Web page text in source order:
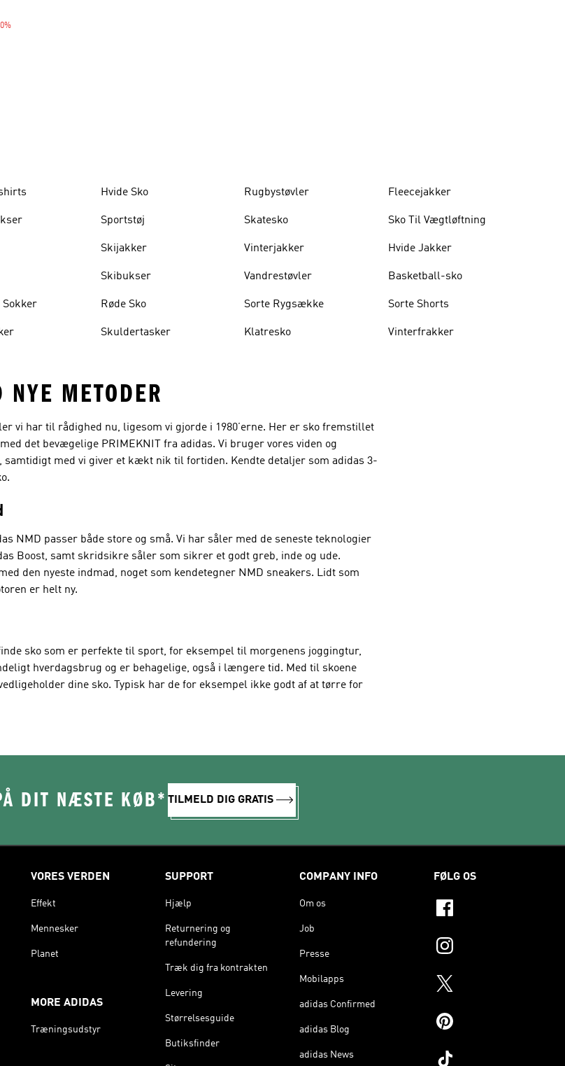
Discount
Sokker
Hvide Sko
Sportstøj
Skijakker
Skibukser
Røde Sko
Skuldertasker
Rugbystøvler
Skatesko
Vinterjakker
Vandrestøvler
Sorte Rygsække
Klatresko
Fleecejakker
Sko Til Vægtløftning
Hvide Jakker
Basketball-sko
Sorte Shorts
Vinterfrakker
METODER
vi har til rådighed nu, ligesom vi gjorde i 1980’erne. Her er sko fremstillet
det bevægelige PRIMEKNIT fra adidas. Vi bruger vores viden og
med vi giver et kækt nik til fortiden. Kendte detaljer som adidas 3-
NMD passer både store og små. Vi har såler med de seneste teknologier
Boost, samt skridsikre såler som sikrer et godt greb, inde og ude.
den nyeste indmad, noget som kendetegner NMD sneakers. Lidt som
er helt ny.
sko som er perfekte til sport, for eksempel til morgenens joggingtur,
hverdagsbrug og er behagelige, også i længere tid. Med til skoene
dine sko. Typisk har de for eksempel ikke godt af at tørre for
DIT NÆSTE KØB* TILMELD DIG GRATIS
VORES VERDEN
Effekt
Mennesker
Planet
MORE ADIDAS
Træningsudstyr
SUPPORT
Hjælp
Returnering og
refundering
Træk dig fra kontrakten
Levering
Størrelsesguide
Butiksfinder
COMPANY INFO
Om os
Job
Presse
Mobilapps
adidas Confirmed
adidas Blog
adidas News
FØLG OS